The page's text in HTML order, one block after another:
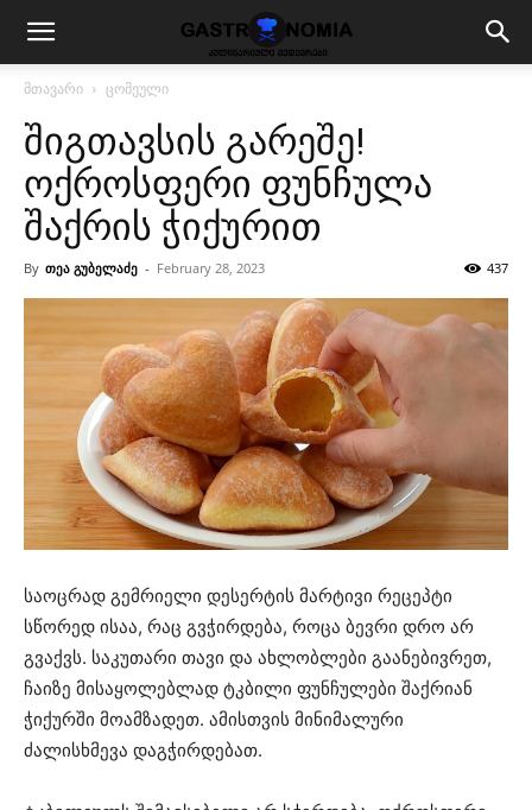
მთავარი ცომეული
შიგთავსის გარეშე!
ოქროსფერი ფუნჩულა
შაქრის ჭიქურით
By თეა გუბელაძე - February 28, 2023 437
საოცრად გემრიელი დესერტის მარტივი რეცეპტი
სწორედ ისაა, რაც გვჭირდება, როცა ბევრი დრო არ
გვაქვს. საკუთარი თავი და ახლობლები გაანებივრეთ,
ჩაიზე მისაყოლებლად ტკბილი ფუნჩულები შაქრიან
ჭიქურში მოამზადეთ. ამისთვის მინიმალური
ძალისხმევა დაგჭირდებათ.